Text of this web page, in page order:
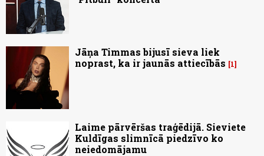
Jāņa Timmas bijusī sieva liek
noprast, ka ir jaunās attiecībās
1
Laime pārvēršas traģēdijā. Sieviete
Kuldīgas slimnīcā piedzīvo ko
neiedomājamu